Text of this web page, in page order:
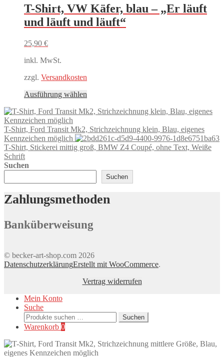
mehrere
Varianten
auf.
werden
T-Shirt, VW Käfer, blau – „Er läuft
und läuft und läuft“
25,90 €
inkl. MwSt.
zzgl. Versandkosten
Ausführung wählen
weist
Varianten
auf.
Die
der
Produktseite
gewählt
T-Shirt, Ford Transit Mk2, Strichzeichnung klein, Blau, eigenes
Kennzeichen möglich
T-Shirt, Stickerei mittig groß, BMW Z4 Coupé, ohne Text, Weiße
Schrift
Suchen
Suchen
Zahlungsmethoden
Banküberweisung
© becker-art-shop.com 2026
DatenschutzerklärungErstellt mit WooCommerce.
Vertrag widerrufen
Mein Konto
Suche
Suchen
nach:
Suchen
Warenkorb 0